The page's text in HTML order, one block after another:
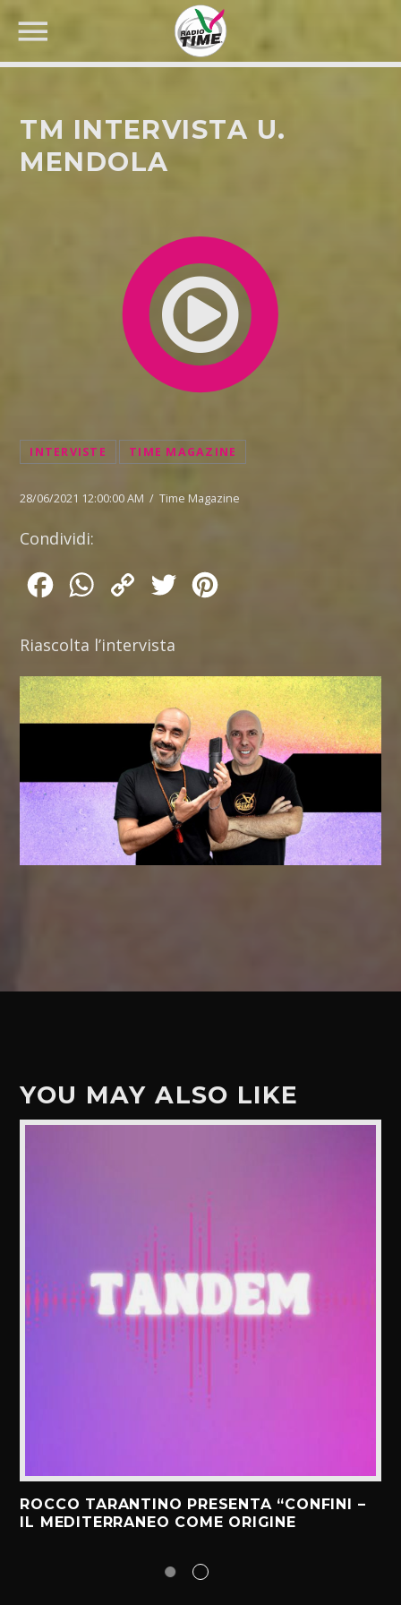
TM INTERVISTA U.
MENDOLA
INTERVISTE TIME MAGAZINE
28/06/2021 12:00:00 AM / Time Magazine
Condividi:
FacebookWhatsApp
Copy
Twitter
Riascolta l’intervista
YOU MAY ALSO LIKE
ROCCO TARANTINO PRESENTA “CONFINI –
IL MEDITERRANEO COME ORIGINE